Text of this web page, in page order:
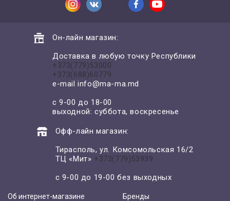
Он-лайн магазин:
Доставка в любую точку Республики
+373(779)53000
+373(688)60779
e-mailinfo@ma-ma.md
с 9-00 до 18-00
выходной: суббота, воскресенье
Офф-лайн магазин:
Тирасполь, ул. Комсомольская 16/2
ТЦ «Мит» +373(779)53939
с 9-00 до 19-00 без выходных
Об интернет-магазине
Бренды